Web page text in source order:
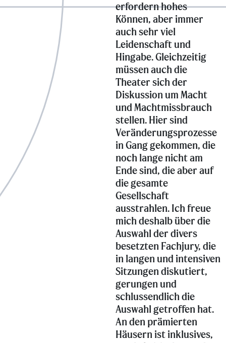
erfordern hohes
Können, aber immer
auch sehr viel
Leidenschaft und
Hingabe. Gleichzeitig
müssen auch die
Theater sich der
Diskussion um Macht
und Machtmissbrauch
stellen. Hier sind
Veränderungsprozesse
in Gang gekommen, die
noch lange nicht am
Ende sind, die aber auf
die gesamte
Gesellschaft
ausstrahlen. Ich freue
mich deshalb über die
Auswahl der divers
besetzten Fachjury, die
in langen und intensiven
Sitzungen diskutiert,
gerungen und
schlussendlich die
Auswahl getroffen hat.
An den prämierten
Häusern ist inklusives,